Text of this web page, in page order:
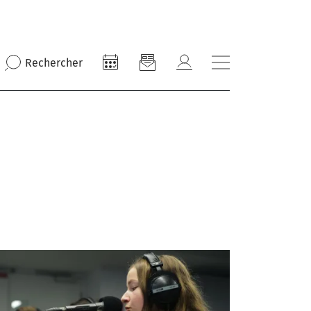
Rechercher